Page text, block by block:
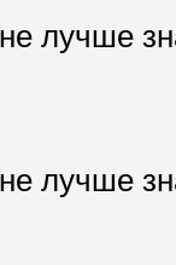
лучше
мне